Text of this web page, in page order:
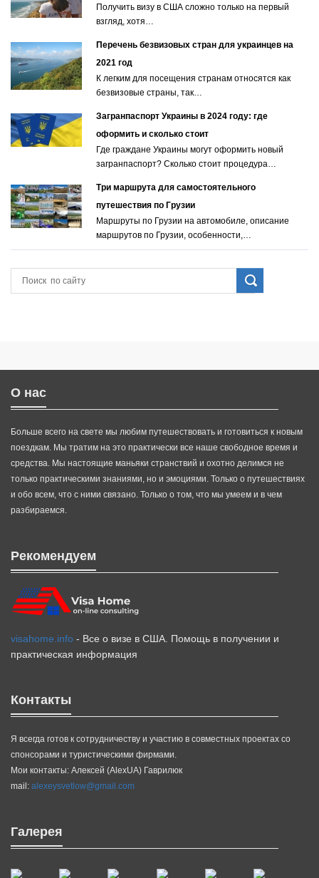
Получить визу в США сложно только на первый
взгляд, хотя…
Перечень безвизовых стран для украинцев на
2021 год
К легким для посещения странам относятся как
безвизовые страны, так…
Загранпаспорт Украины в 2024 году: где
оформить и сколько стоит
Где граждане Украины могут оформить новый
загранпаспорт? Сколько стоит процедура…
Три маршрута для самостоятельного
путешествия по Грузии
Маршруты по Грузии на автомобиле, описание
маршрутов по Грузии, особенности,…
О нас
Больше всего на свете мы любим путешествовать и готовиться к новым
поездкам. Мы тратим на это практически все наше свободное время и
средства. Мы настоящие маньяки странствий и охотно делимся не
только практическими знаниями, но и эмоциями. Только о путешествиях
и обо всем, что с ними связано. Только о том, что мы умеем и в чем
разбираемся.
Рекомендуем
visahome.info - Все о визе в США. Помощь в получении и
практическая информация
Контакты
Я всегда готов к сотрудничеству и участию в совместных проектах со
спонсорами и туристическими фирмами.
Мои контакты: Алексей (AlexUA) Гаврилюк
mail: alexeysvetlow@gmail.com
Галерея